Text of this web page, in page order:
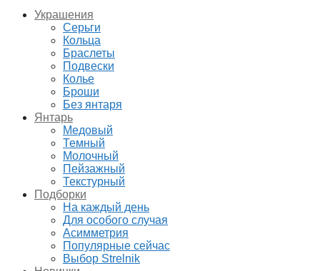
Украшения
Серьги
Кольца
Браслеты
Подвески
Колье
Броши
Без янтаря
Янтарь
Медовый
Темный
Молочный
Пейзажный
Текстурный
Подборки
На каждый день
Для особого случая
Асимметрия
Популярные сейчас
Выбор Strelnik